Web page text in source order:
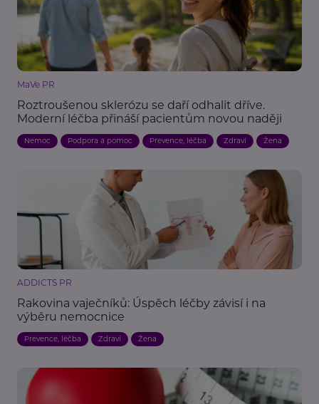
MaVe PR
Roztroušenou sklerózu se daří odhalit dříve.
Moderní léčba přináší pacientům novou naději
Nemoc Podpora a pomoc Prevence, léčba Zdraví Žena
ADDICTS PR
Rakovina vaječníků: Úspěch léčby závisí i na
výběru nemocnice
Prevence, léčba Zdraví Žena